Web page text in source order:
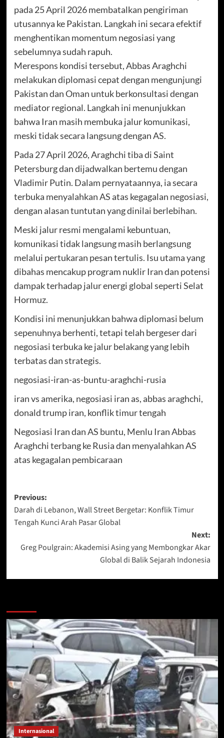
pada 25 April 2026 membatalkan pengiriman
utusannya ke Pakistan. Langkah ini secara efektif
menghentikan momentum negosiasi yang
sebelumnya sudah rapuh.
Merespons kondisi tersebut, Abbas Araghchi
melakukan diplomasi cepat dengan mengunjungi
Pakistan dan Oman untuk berkonsultasi dengan
mediator regional. Langkah ini menunjukkan
bahwa Iran masih membuka jalur komunikasi,
meski tidak secara langsung dengan AS.
Pada 27 April 2026, Araghchi tiba di Saint
Petersburg dan dijadwalkan bertemu dengan
Vladimir Putin. Dalam pernyataannya, ia secara
terbuka menyalahkan AS atas kegagalan negosiasi,
dengan alasan tuntutan yang dinilai berlebihan.
Meski jalur resmi mengalami kebuntuan,
komunikasi tidak langsung masih berlangsung
melalui pertukaran pesan tertulis. Isu utama yang
dibahas mencakup program nuklir Iran dan potensi
dampak terhadap jalur energi global seperti Selat
Hormuz.
Kondisi ini menunjukkan bahwa diplomasi belum
sepenuhnya berhenti, tetapi telah bergeser dari
negosiasi terbuka ke jalur belakang yang lebih
terbatas dan strategis.
negosiasi-iran-as-buntu-araghchi-rusia
iran vs amerika, negosiasi iran as, abbas araghchi,
donald trump iran, konflik timur tengah
Negosiasi Iran dan AS buntu, Menlu Iran Abbas
Araghchi terbang ke Rusia dan menyalahkan AS
atas kegagalan pembicaraan
Post
navigation
Previous:
Darah di Lebanon, Wall Street Bergetar: Konflik Timur
Tengah Kunci Arah Pasar Global
Next:
Greg Poulgrain: Akademisi Asing yang Membongkar Akar
Global di Balik Sejarah Indonesia
Internasional